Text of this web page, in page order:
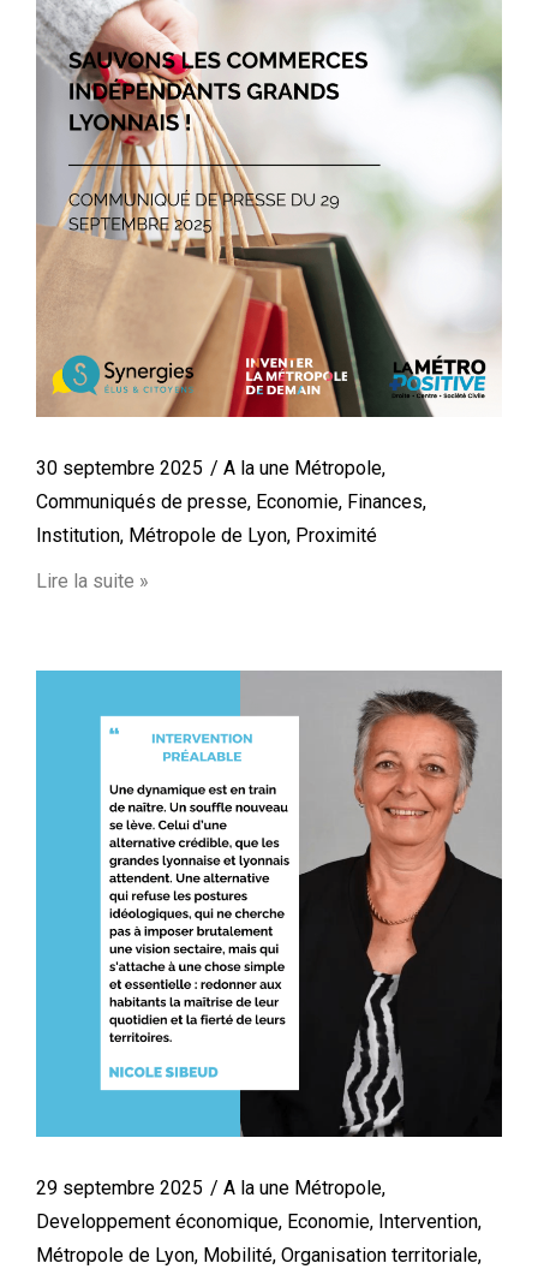
30 septembre 2025 A la une Métropole,
Communiqués de presse, Economie, Finances,
Institution, Métropole de Lyon, Proximité
Lire la suite »
29 septembre 2025 A la une Métropole,
Developpement économique, Economie, Intervention,
Métropole de Lyon, Mobilité, Organisation territoriale,